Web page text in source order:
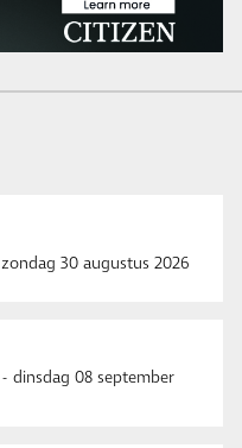
zondag 30 augustus 2026
- dinsdag 08 september